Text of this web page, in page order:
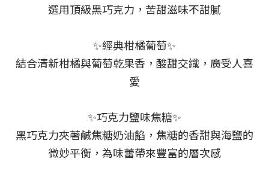
選用頂級黑巧克力，苦甜滋味不甜膩
✨經典柑橘葡萄✨
結合清新柑橘與葡萄乾果香，酸甜交織，廣受人喜
愛
✨巧克力鹽味焦糖✨
黑巧克力夾著鹹焦糖奶油餡，焦糖的香甜與海鹽的
微妙平衡，為味蕾帶來豐富的層次感